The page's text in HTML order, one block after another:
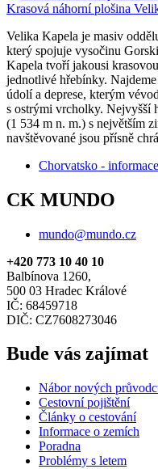
Krasová náhorní plošina
Velika Kapela je masiv
který spojuje vysočinu
Kapela tvoří jakousi
jednotlivé hřebínky.
údolí a deprese, kterým
s ostrými vrcholky. Nejvyšší
(1 534 m n. m.) s největším
navštěvované jsou přísně
Chorvatsko -
CK MUNDO
mundo@mundo.cz
+420 773 10 40 10
Balbínova 1260,
500 03 Hradec Králové
IČ: 68459718
DIČ: CZ7608273046
Bude vás zajímat
Nábor nových
Cestovní pojištění
Články o cestování
Informace o zemích
Poradna
Problémy s letem